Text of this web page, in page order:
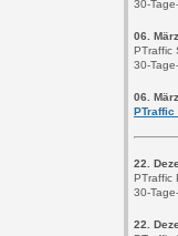
30-
06.
PTraffic
30-
06.
22.
PTraffic
30-
22.